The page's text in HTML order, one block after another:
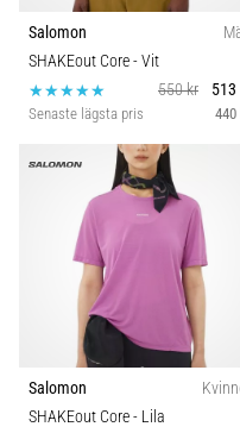
Salomon
SHAKEout Core- Vit
550 kr
513
Senaste lägsta pris 440
Salomon
SHAKEout Core- Lila